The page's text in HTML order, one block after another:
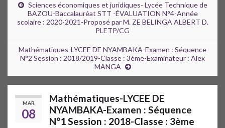
Sciences économiques et juridiques- Lycée Technique de
BAZOU-Baccalauréat STT -ÉVALUATION N°4-Année
scolaire : 2020-2021-Proposé par M. ZE BELINGA ALBERT D.
PLETP/CG
Mathématiques-LYCEE DE NYAMBAKA-Examen : Séquence
N°2 Session : 2018/2019-Classe : 3ème-Examinateur : Alex
MANGA
MAR
08
Mathématiques-LYCEE DE
NYAMBAKA-Examen : Séquence
N°1 Session : 2018-Classe : 3ème